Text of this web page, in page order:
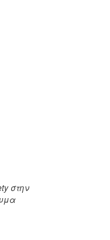
στην